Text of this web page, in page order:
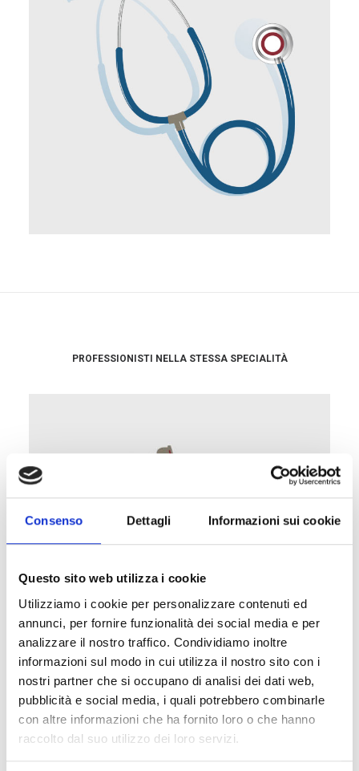
Consenso Dettagli Informazioni sui cookie
Questo sito web utilizza i cookie
Utilizziamo i cookie per personalizzare contenuti ed
annunci, per fornire funzionalità dei social media e per
analizzare il nostro traffico. Condividiamo inoltre
informazioni sul modo in cui utilizza il nostro sito con i
nostri partner che si occupano di analisi dei dati web,
pubblicità e social media, i quali potrebbero combinarle
con altre informazioni che ha fornito loro o che hanno
raccolto dal suo utilizzo dei loro servizi.
PROFESSIONISTI NELLA STESSA SPECIALITÀ